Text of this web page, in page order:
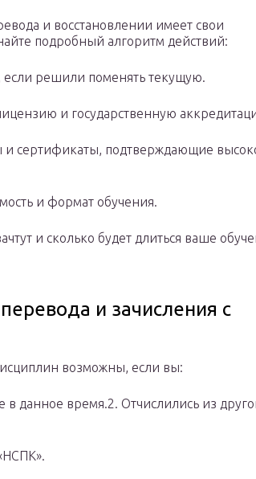
и восстановлении имеет свои
подробный алгоритм действий:
если решили поменять текущую.
и государственную
сертификаты, подтверждающие
и формат обучения.
и сколько будет длиться ваше
и зачисления с
возможны, если вы:
данное время.2. Отчислились из